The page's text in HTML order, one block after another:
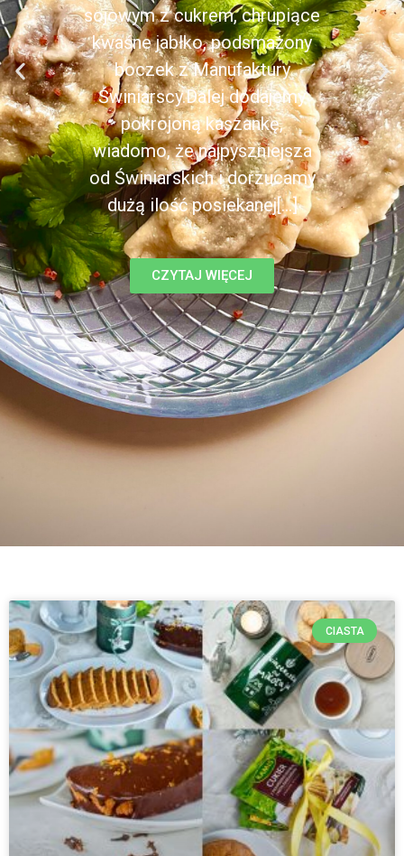
sojowym z cukrem, chrupiące
kwaśne jabłko, podsmażony
boczek z Manufaktury
Świniarscy.Dalej dodajemy
pokrojoną kaszankę,
wiadomo, że najpyszniejsza
od Świniarskich i dorzucamy
dużą ilość posiekanej[...]
CZYTAJ WIĘCEJ
CIASTA